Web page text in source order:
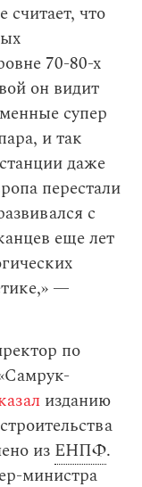
считает, что
70-80-х
он видит
супер
и так
даже
перестали
с
еще лет
—
по
изданию
из ЕНПФ.
министра